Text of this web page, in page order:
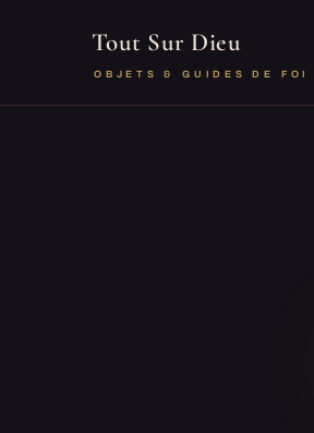
Tout Sur Dieu
OBJETS & GUIDES DE FOI